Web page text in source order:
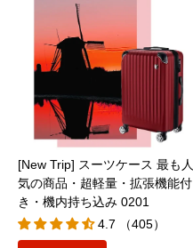
[New Trip] スーツケース 最も人
気の商品・超軽量・拡張機能付
き・機内持ち込み 0201
4.7 （405）